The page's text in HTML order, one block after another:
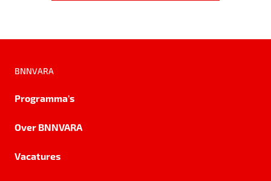
BNNVARA
Programma's
Over BNNVARA
Vacatures